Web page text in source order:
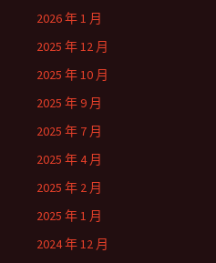
2026 年 1 月
2025 年 12 月
2025 年 10 月
2025 年 9 月
2025 年 7 月
2025 年 4 月
2025 年 2 月
2025 年 1 月
2024 年 12 月